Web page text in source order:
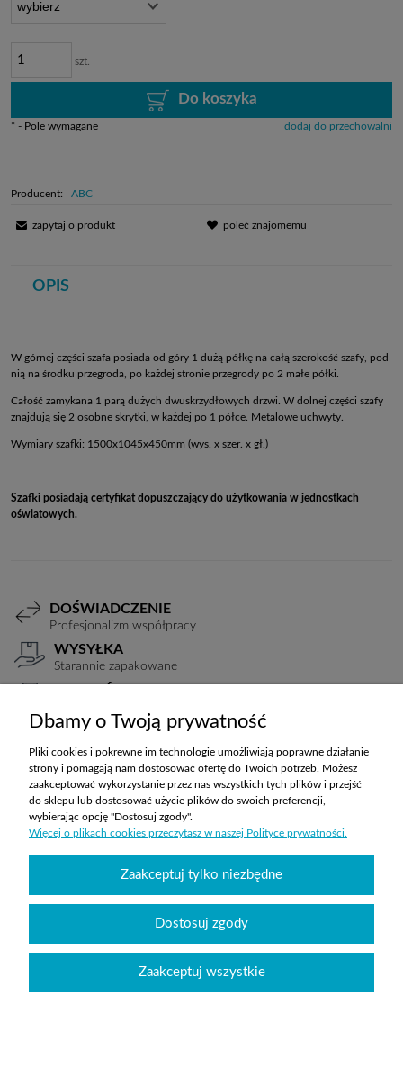
szt.
Do koszyka
dodaj do przechowalni
* - Pole wymagane
Producent: ABC
zapytaj o produkt poleć znajomemu
OPIS
W górnej części szafa posiada od góry 1 dużą półkę na całą szerokość szafy, pod
nią na środku przegroda, po każdej stronie przegrody po 2 małe półki.
Całość zamykana 1 parą dużych dwuskrzydłowych drzwi. W dolnej części szafy
znajdują się 2 osobne skrytki, w każdej po 1 półce. Metalowe uchwyty.
Wymiary szafki: 1500x1045x450mm (wys. x szer. x gł.)
Szafki posiadają certyfikat dopuszczający do użytkowania w jednostkach
oświatowych.
DOŚWIADCZENIE
Profesjonalizm współpracy
WYSYŁKA
Starannie zapakowane
TRANSPORT
Koszty ustalane indywidualnie
ZAKUPY
POMOC
MOJE KONTO
Wyposażenie szkół sklepabcwyposazenia.pl|handlowy@abcwyposazenia.pl
Dbamy o Twoją prywatność
Pliki cookies i pokrewne im technologie umożliwiają poprawne działanie
strony i pomagają nam dostosować ofertę do Twoich potrzeb. Możesz
zaakceptować wykorzystanie przez nas wszystkich tych plików i przejść
do sklepu lub dostosować użycie plików do swoich preferencji,
wybierając opcję "Dostosuj zgody".
Więcej o plikach cookies przeczytasz w naszej Polityce prywatności.
Zaakceptuj tylko niezbędne
Dostosuj zgody
Zaakceptuj wszystkie